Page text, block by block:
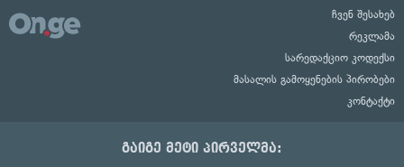
ჩვენ შესახებ
რეკლამა
სარედაქციო კოდექსი
მასალის გამოყენების პირობები
კონტაქტი
გაიგე მეტი პირველმა: